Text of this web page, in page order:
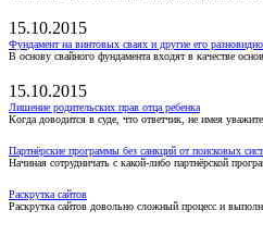
15.10.2015
Фундамент на винтовых сваях и другие его
В основу свайного фундамента входят в качестве
15.10.2015
Лишение родительских прав отца ребенка
Когда доводится в суде, что ответчик, не имея
Партнёрские программы без санкций от поисковых
Начиная сотрудничать с какой-либо партнёрской
Раскрутка сайтов
Раскрутка сайтов довольно сложный процесс и